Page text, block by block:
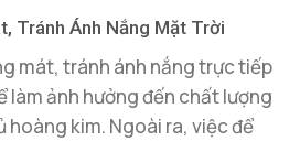
Tránh Ánh Nắng Mặt Trời
mát, tránh ánh nắng trực tiếp
làm ảnh hưởng đến chất lượng
hoàng kim. Ngoài ra, việc để